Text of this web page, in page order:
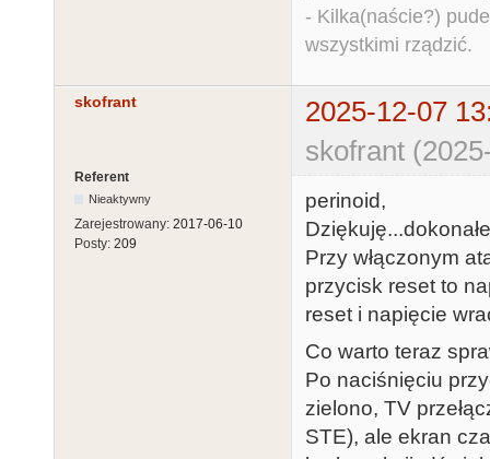
- Kilka(naście?)
wszystkimi rządzić.
skofrant
2025-12-07
skofrant
Referent
Nieaktywny
Zarejestrowany: 2017-06-10
Posty: 209
perinoid,
Przy włączonym
przycisk reset to
reset i napięcie
Co warto teraz
Po naciśnięciu
zielono, TV
STE), ale ekran